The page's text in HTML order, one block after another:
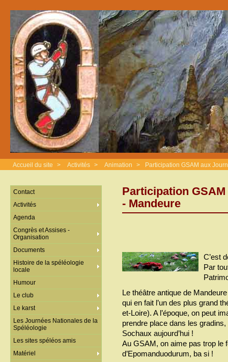
Accueil du site > Activités > Animation > Participation GSAM aux
Participation
- Mandeure
C’est
Par
Le théâtre antique de
qui en fait l’un des plus grand
et-Loire). A l’époque, on peut
prendre place dans les
Sochaux aujourd’hui !
Au GSAM, on aime pas trop le
d’Epomanduodurum, ba si !
Contact
Activités
Agenda
Congrès et Assises -
Organisation
Documents
Histoire de la spéléologie
locale
Humour
Le club
Le karst
Les Journées Nationales de la
Spéléologie
Les sites spéléos amis
Matériel